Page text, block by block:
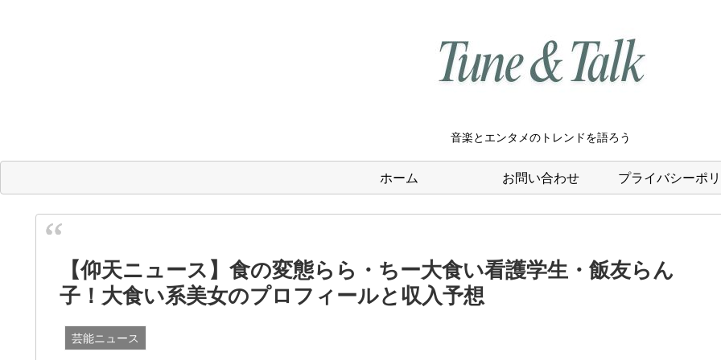
音楽とエンタメのトレンドを語ろう
ホーム お問い合わせ プライバシーポ
【仰天ニュース】食の変態らら・ちー大食い看護学生・飯友らん
子！大食い系美女のプロフィールと収入予想
芸能ニュース